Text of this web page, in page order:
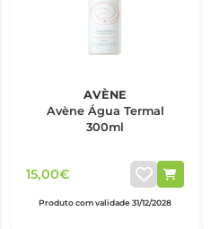
AVÈNE
Avène Água Termal
300ml
15,00€
Produto com validade 31/12/2028